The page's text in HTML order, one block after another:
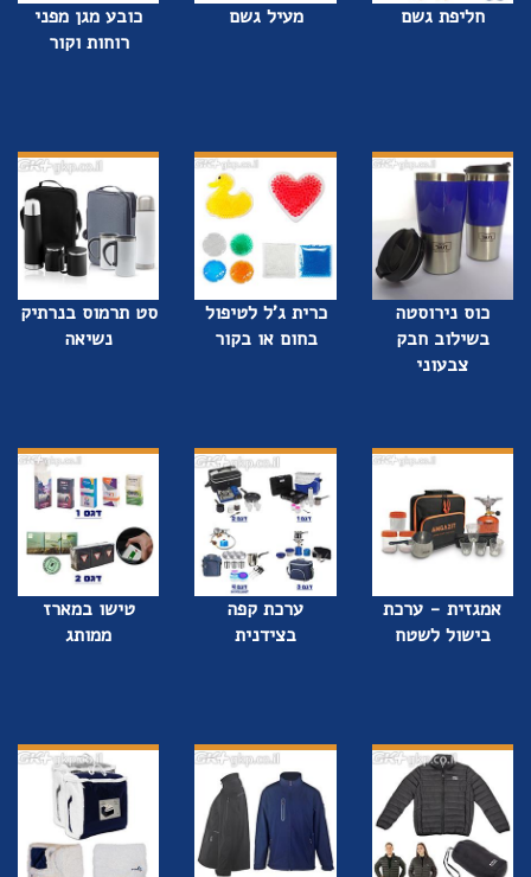
חליפת גשם מעיל גשם
כובע מגן מפני
רוחות וקור
כוס נירוסטה
בשילוב חבק
צבעוני
כרית ג'ל לטיפול
בחום או בקור
סט תרמוס בנרתיק
נשיאה
אמגזית - ערכת
בישול לשטח
ערכת קפה
בצידנית
טישו במארז
ממותג